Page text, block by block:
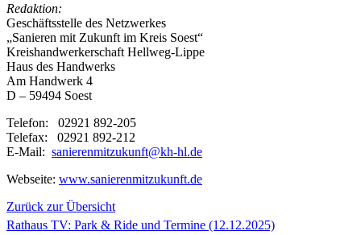
Redaktion:
Geschäftsstelle des Netzwerkes
„Sanieren mit Zukunft im Kreis Soest“
Kreishandwerkerschaft Hellweg-Lippe
Haus des Handwerks
Am Handwerk 4
D – 59494 Soest
Telefon: 02921 892-205
Telefax: 02921 892-212
E-Mail: sanierenmitzukunft@kh-hl.de
Webseite: www.sanierenmitzukunft.de
Zurück zur Übersicht
Rathaus TV: Park & Ride und Termine (12.12.2025)